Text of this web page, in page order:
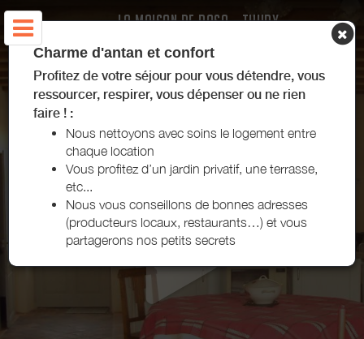
LA MAISON DE ROSA - THURY
Charme d'antan et confort
Profitez de votre séjour pour vous détendre, vous
ressourcer, respirer, vous dépenser ou ne rien
faire ! :
Nous nettoyons avec soins le logement entre
chaque location
Vous profitez d’un jardin privatif, une terrasse,
etc...
Nous vous conseillons de bonnes adresses
(producteurs locaux, restaurants…) et vous
partagerons nos petits secrets